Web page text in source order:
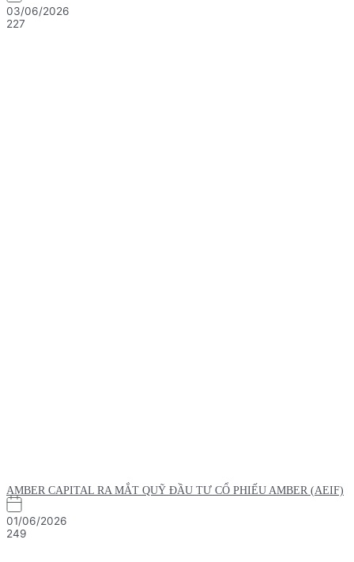
03/06/2026
227
AMBER CAPITAL RA MẮT QUỸ ĐẦU TƯ CỔ PHIẾU AMBER (AEIF)
01/06/2026
249